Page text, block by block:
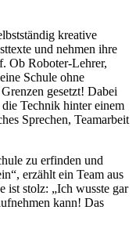
kreative
und nehmen ihre
Ob Roboter-Lehrer,
Schule ohne
gesetzt! Dabei
Technik hinter einem
Sprechen, Teamarbeit
zu erfinden und
erzählt ein Team aus
ist stolz: „Ich wusste gar
kann! Das